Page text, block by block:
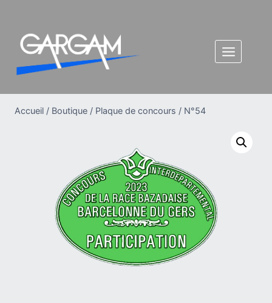
contenu
Accueil / Boutique / Plaque de concours / N°54